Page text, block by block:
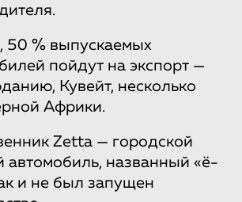
50 % выпускаемых
пойдут на экспорт —
Кувейт, несколько
Африки.
Zetta — городской
автомобиль, названный «ё-
и не был запущен